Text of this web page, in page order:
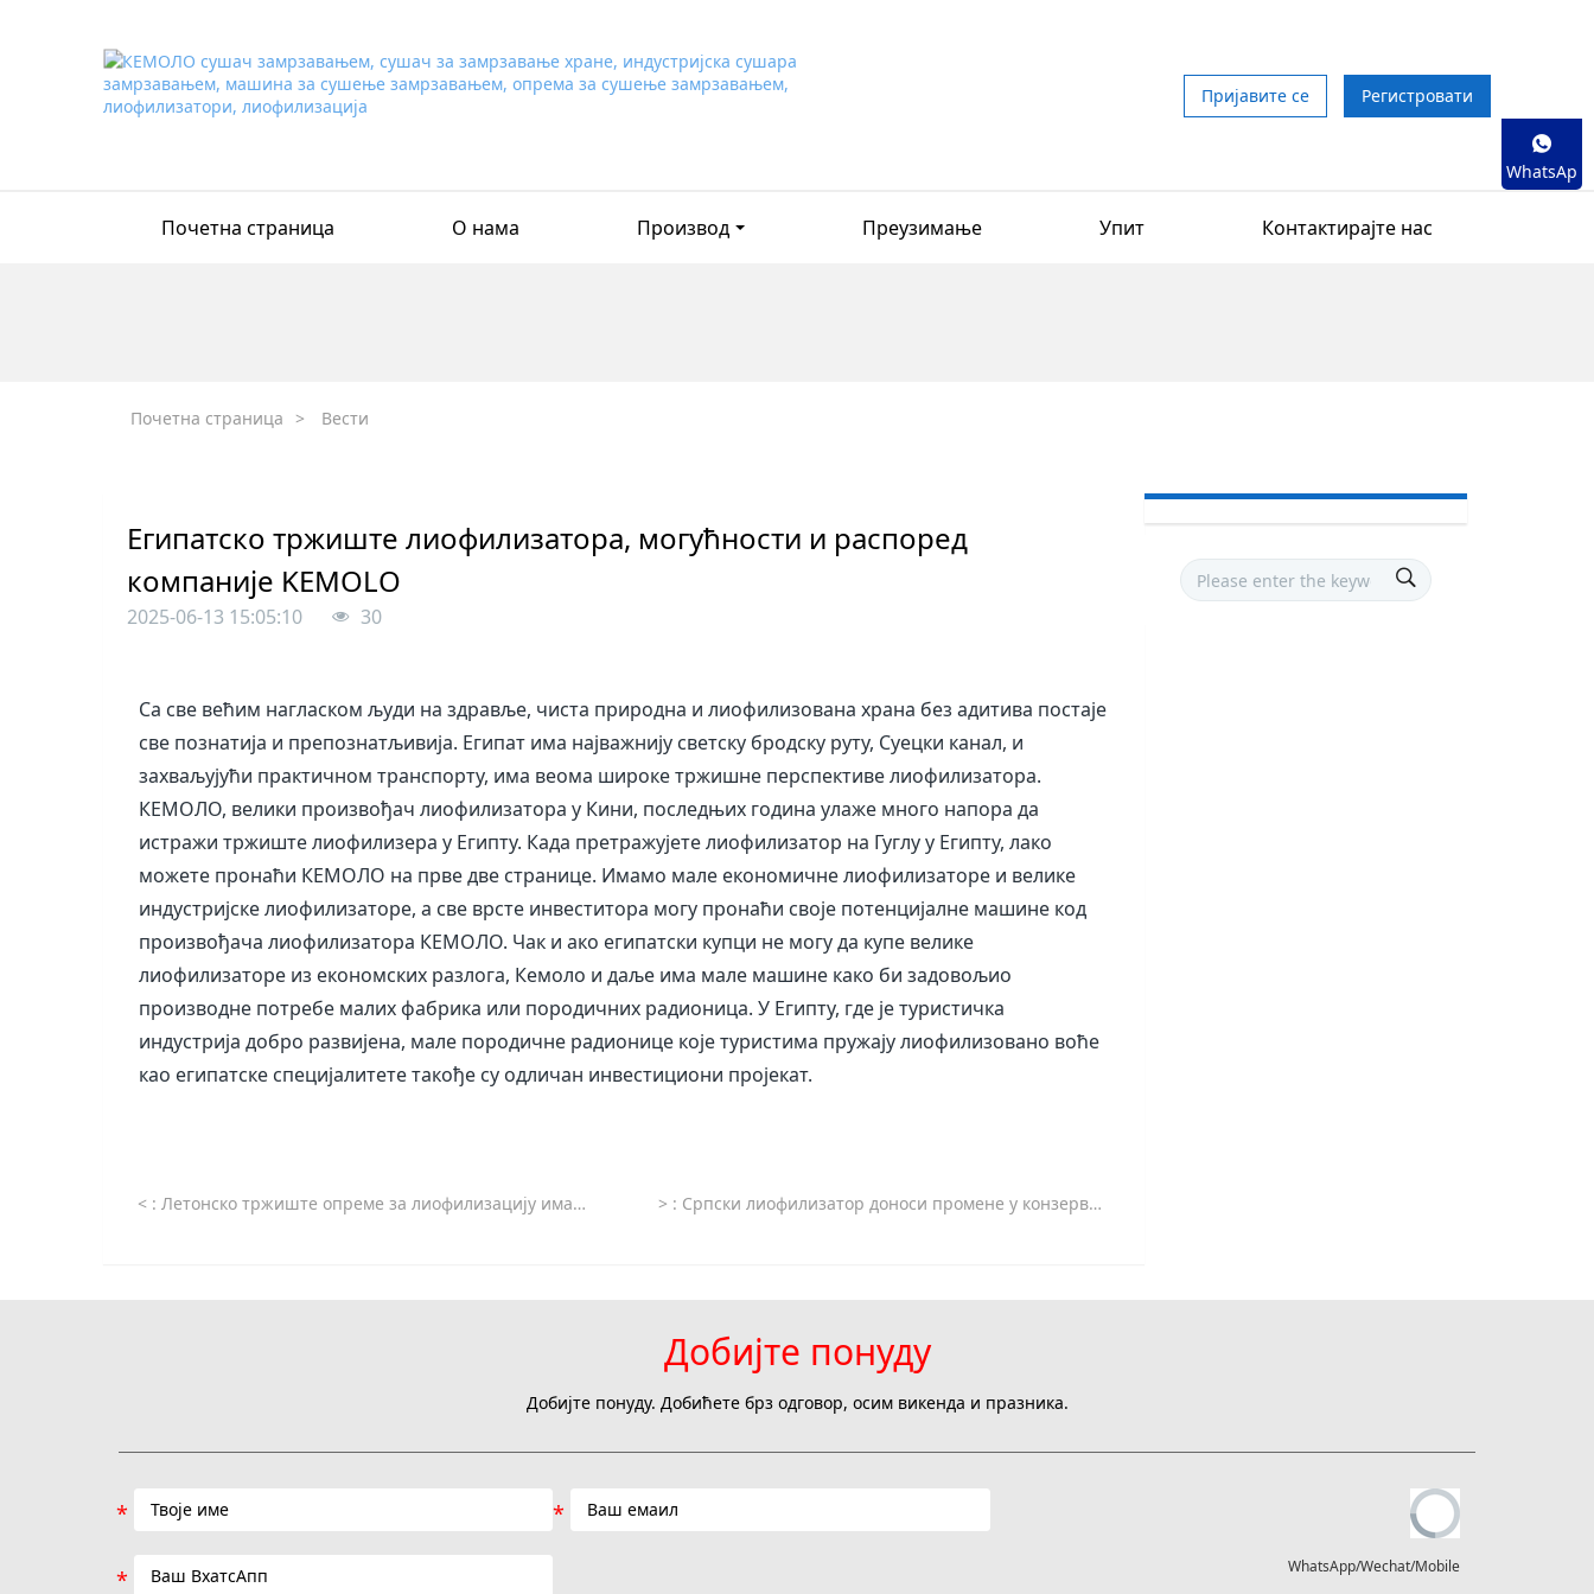
Пријавите се Регистровати
Почетна страница О нама Производ Преузимање Упит Контактирајте нас
Почетна страница > Вести
Египатско тржиште лиофилизатора, могућности и распоред
компаније KEMOLO
2025-06-13 15:05:10 30
Са све већим нагласком људи на здравље, чиста природна и лиофилизована храна без адитива постаје
све познатија и препознатљивија. Египат има најважнију светску бродску руту, Суецки канал, и
захваљујући практичном транспорту, има веома широке тржишне перспективе лиофилизатора.
КЕМОЛО, велики произвођач лиофилизатора у Кини, последњих година улаже много напора да
истражи тржиште лиофилизера у Египту. Када претражујете лиофилизатор на Гуглу у Египту, лако
можете пронаћи КЕМОЛО на прве две странице. Имамо мале економичне лиофилизаторе и велике
индустријске лиофилизаторе, а све врсте инвеститора могу пронаћи своје потенцијалне машине код
произвођача лиофилизатора КЕМОЛО. Чак и ако египатски купци не могу да купе велике
лиофилизаторе из економских разлога, Кемоло и даље има мале машине како би задовољио
производне потребе малих фабрика или породичних радионица. У Египту, где је туристичка
индустрија добро развијена, мале породичне радионице које туристима пружају лиофилизовано воће
као египатске специјалитете такође су одличан инвестициони пројекат.
< : Летонско тржиште опреме за лиофилизацију има нове могућности уз политичку подршку > : Српски лиофилизатор доноси промене у конзервирање и транспорт пољопривредних производа
Добијте понуду
Добијте понуду. Добићете брз одговор, осим викенда и празника.
WhatsApp/Wechat/Mobile
WhatsAp
p